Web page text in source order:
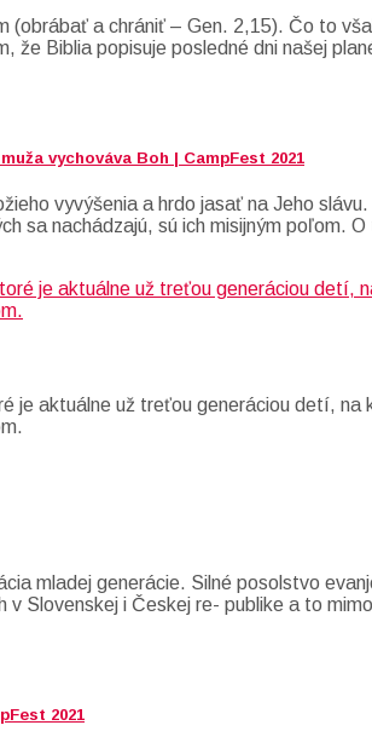
(obrábať a chrániť – Gen. 2,15). Čo to
že Biblia popisuje posledné dni našej
vychováva Boh | CampFest 2021
vyvýšenia a hrdo jasať na Jeho
sa nachádzajú, sú ich misijným poľom.
je aktuálne už treťou generáciou detí,
mladej generácie. Silné posolstvo
Slovenskej i Českej re- publike a to
2021